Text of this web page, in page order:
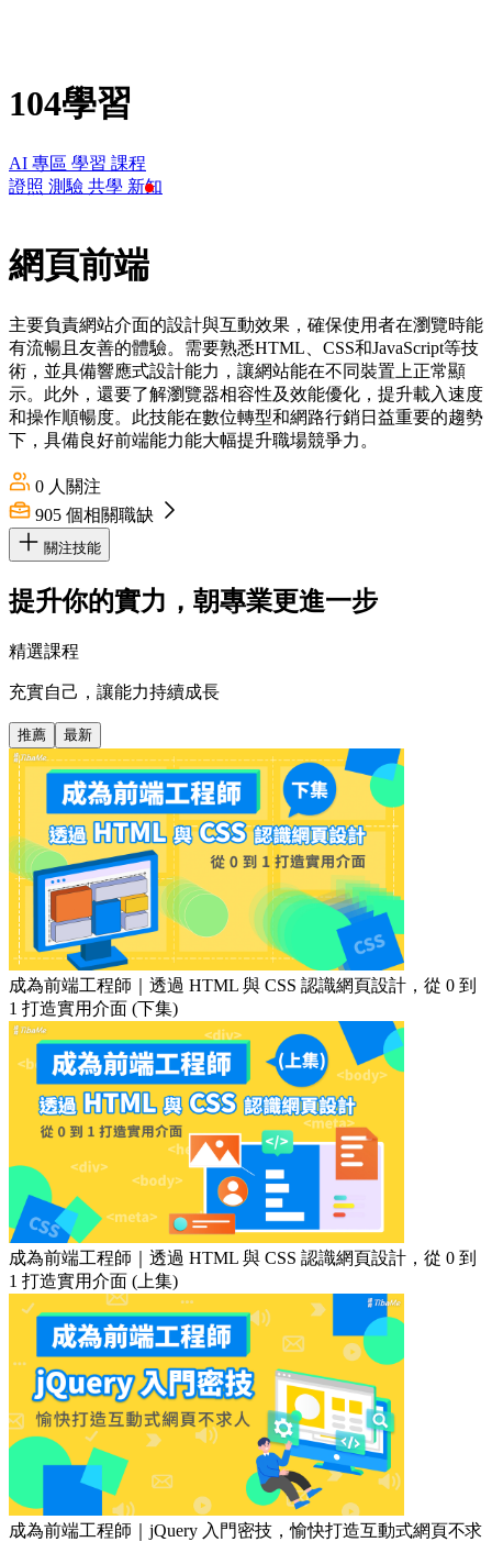
104學習
AI 專區 學習 課程
證照 測驗 共學 新知
網頁前端
主要負責網站介面的設計與互動效果，確保使用者在瀏覽時能
有流暢且友善的體驗。需要熟悉HTML、CSS和JavaScript等技
術，並具備響應式設計能力，讓網站能在不同裝置上正常顯
示。此外，還要了解瀏覽器相容性及效能優化，提升載入速度
和操作順暢度。此技能在數位轉型和網路行銷日益重要的趨勢
下，具備良好前端能力能大幅提升職場競爭力。
0 人關注
905 個相關職缺
關注技能
提升你的實力，朝專業更進一步
精選課程
充實自己，讓能力持續成長
推薦 最新
成為前端工程師｜透過 HTML 與 CSS 認識網頁設計，從 0 到
1 打造實用介面 (下集)
成為前端工程師｜透過 HTML 與 CSS 認識網頁設計，從 0 到
1 打造實用介面 (上集)
成為前端工程師｜jQuery 入門密技，愉快打造互動式網頁不求